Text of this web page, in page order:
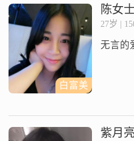
度
笑，善
中，我
白富美
陈女
27岁 |
无言的
紫月亮